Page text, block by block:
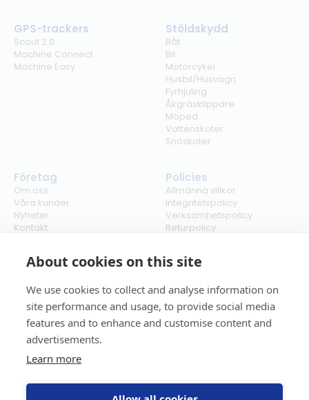
About cookies on this site
We use cookies to collect and analyse information on
site performance and usage, to provide social media
features and to enhance and customise content and
advertisements.
Learn more
GPS-trackers
Scout 2.0
Machine Connect
Machine Easy
Stöldskydd
Båt
Bil
Motorcykel
Husbil/Husvagn
Fyrhjuling
Åkgräsklippare
Moped
Vattenskoter
Snöskoter
Företag
Om oss
Våra kunder
Nyheter
Kontakt
Policies
Allmänna villkor
Integritetspolicy
Verksamhetspolicy
Returpolicy
Cookies